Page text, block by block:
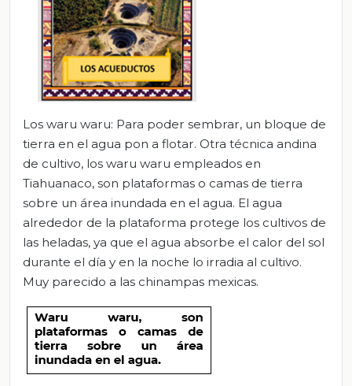
Los waru waru: Para poder sembrar, un bloque de
tierra en el agua pon a flotar. Otra técnica andina
de cultivo, los waru waru empleados en
Tiahuanaco, son plataformas o camas de tierra
sobre un área inundada en el agua. El agua
alrededor de la plataforma protege los cultivos de
las heladas, ya que el agua absorbe el calor del sol
durante el día y en la noche lo irradia al cultivo.
Muy parecido a las chinampas mexicas.